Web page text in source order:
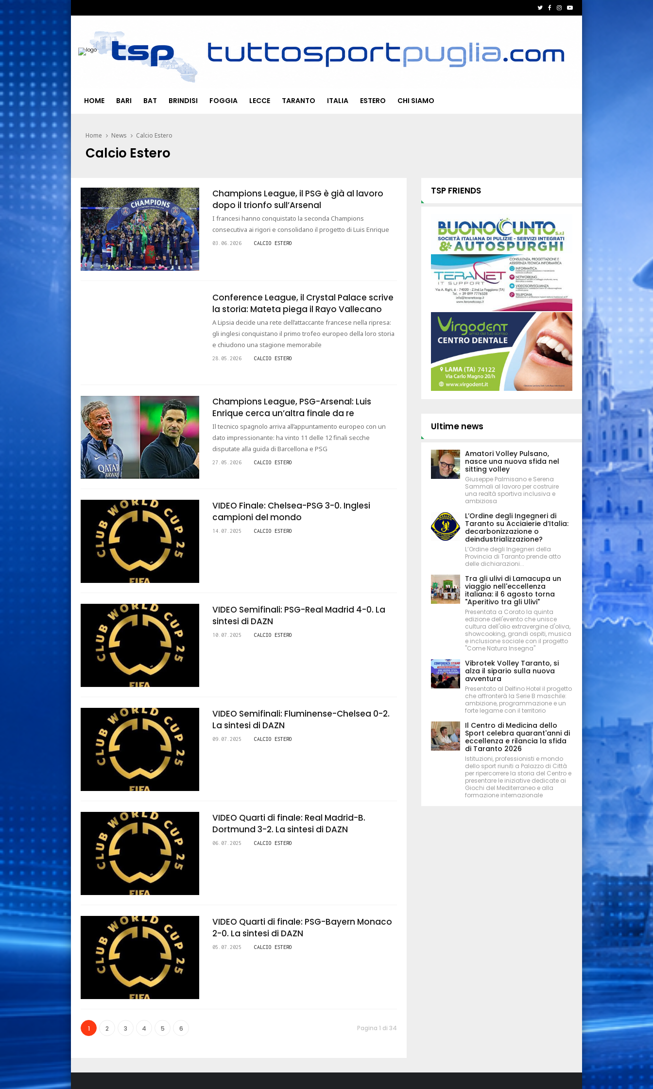
HOME BARI BAT BRINDISI FOGGIA LECCE TARANTO ITALIA ESTERO CHI SIAMO
Home News Calcio Estero
Calcio Estero
Champions League, il PSG è già al lavoro
dopo il trionfo sull’Arsenal
I francesi hanno conquistato la seconda Champions
consecutiva ai rigori e consolidano il progetto di Luis Enrique
03.06.2026 CALCIO ESTERO
Conference League, il Crystal Palace scrive
la storia: Mateta piega il Rayo Vallecano
A Lipsia decide una rete dell’attaccante francese nella ripresa:
gli inglesi conquistano il primo trofeo europeo della loro storia
e chiudono una stagione memorabile
28.05.2026 CALCIO ESTERO
Champions League, PSG-Arsenal: Luis
Enrique cerca un’altra finale da re
Il tecnico spagnolo arriva all’appuntamento europeo con un
dato impressionante: ha vinto 11 delle 12 finali secche
disputate alla guida di Barcellona e PSG
27.05.2026 CALCIO ESTERO
VIDEO Finale: Chelsea-PSG 3-0. Inglesi
campioni del mondo
14.07.2025 CALCIO ESTERO
VIDEO Semifinali: PSG-Real Madrid 4-0. La
sintesi di DAZN
10.07.2025 CALCIO ESTERO
VIDEO Semifinali: Fluminense-Chelsea 0-2.
La sintesi di DAZN
09.07.2025 CALCIO ESTERO
VIDEO Quarti di finale: Real Madrid-B.
Dortmund 3-2. La sintesi di DAZN
06.07.2025 CALCIO ESTERO
VIDEO Quarti di finale: PSG-Bayern Monaco
2-0. La sintesi di DAZN
05.07.2025 CALCIO ESTERO
1 2 3 4 5 6 Pagina 1 di 34
TSP FRIENDS
Ultime news
Amatori Volley Pulsano,
nasce una nuova sfida nel
sitting volley
Giuseppe Palmisano e Serena
Sammali al lavoro per costruire
una realtà sportiva inclusiva e
ambiziosa
L’Ordine degli Ingegneri di
Taranto su Acciaierie d’Italia:
decarbonizzazione o
deindustrializzazione?
L’Ordine degli Ingegneri della
Provincia di Taranto prende atto
delle dichiarazioni...
Tra gli ulivi di Lamacupa un
viaggio nell'eccellenza
italiana: il 6 agosto torna
"Aperitivo tra gli Ulivi"
Presentata a Corato la quinta
edizione dell'evento che unisce
cultura dell'olio extravergine d'oliva,
showcooking, grandi ospiti, musica
e inclusione sociale con il progetto
"Come Natura Insegna"
Vibrotek Volley Taranto, si
alza il sipario sulla nuova
avventura
Presentato al Delfino Hotel il progetto
che affronterà la Serie B maschile:
ambizione, programmazione e un
forte legame con il territorio
Il Centro di Medicina dello
Sport celebra quarant'anni di
eccellenza e rilancia la sfida
di Taranto 2026
Istituzioni, professionisti e mondo
dello sport riuniti a Palazzo di Città
per ripercorrere la storia del Centro e
presentare le iniziative dedicate ai
Giochi del Mediterraneo e alla
formazione internazionale